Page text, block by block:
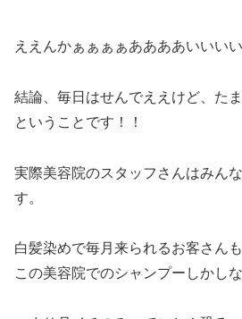
ええんかぁぁぁぁああああいいいい
結論、毎日はせんでええけど、た
ということです！！
実際美容院のスタッフさんはみん
す。
白髪染めで毎月来られるお客さんも
この美容院でのシャンプーしかしな